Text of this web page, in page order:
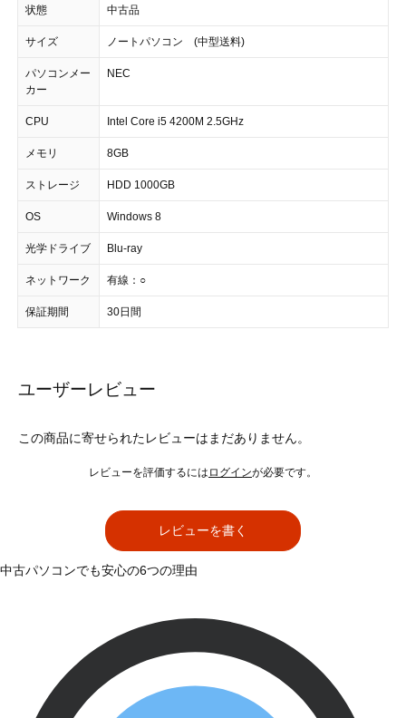
状態 中古品
サイズ ノートパソコン (中型送料)
パソコンメー
カー
NEC
CPU Intel Core i5 4200M 2.5GHz
メモリ 8GB
ストレージ HDD 1000GB
OS Windows 8
光学ドライブ Blu-ray
ネットワーク 有線：○
保証期間 30日間
ユーザーレビュー
この商品に寄せられたレビューはまだありません。
レビューを評価するには ログインが必要です。
レビューを書く
中古パソコンでも安心の6つの理由